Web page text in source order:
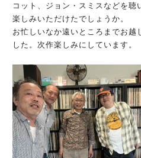
コット、ジョン・ スミスなどを聴
楽しみいただけたでしょうか。
お忙しいなか遠いところまでお越
した。 次作楽しみにしています。